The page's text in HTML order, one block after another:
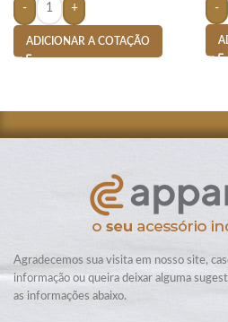
- +
ADICIONAR A COTAÇÃO
-
Agradecemos sua visita em nosso site,
informação ou queira deixar alguma
as informações abaixo.